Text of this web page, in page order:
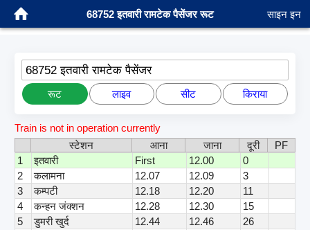
68752 इतवारी रामटेक पैसेंजर रूट साइन इन
68752 इतवारी रामटेक पैसेंजर
रूट लाइव सीट किराया
Train is not in operation currently
स्टेशन
आना जाना दूरी
PF
1
इतवारी First 12.00
0
2
कलामना 12.07 12.09
3
3
कम्पटी 12.18 12.20
11
4
कन्हन जंक्शन 12.28 12.30
15
5
डुमरी खुर्द 12.44 12.46
26